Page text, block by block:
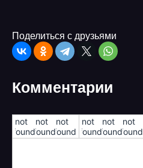
Поделиться с друзьями
Комментарии
!not
found!
!not
found!
!not
found!
!not
found!
!not
found!
!not
found!